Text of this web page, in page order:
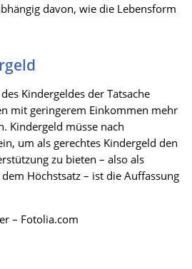
davon, wie die Lebensform
Kindergeldes der Tatsache
mit geringerem Einkommen mehr
Kindergeld müsse nach
um als gerechtes Kindergeld den
zu bieten – also als
Höchstsatz – ist die Auffassung
– Fotolia.com